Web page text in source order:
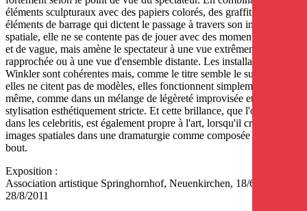
éléments sculpturaux avec des papiers colorés, des graffitis et des
éléments de barrage qui dictent le passage à travers son image
spatiale, elle ne se contente pas de jouer avec des moments de vide
et de vague, mais amène le spectateur à une vue extrêmement
rapprochée ou à une vue d'ensemble distante. Les installations de
Winkler sont cohérentes mais, comme le titre semble le suggérer,
elles ne citent pas de modèles, elles fonctionnent simplement, et sont
même, comme dans un mélange de légèreté improvisée et de
stylisation esthétiquement stricte. Et cette brillance, que l'on retrouve
dans les celebritis, est également propre à l'art, lorsqu'il crée des
images spatiales dans une dramaturgie comme composée de bout en
bout.
Exposition :
Association artistique Springhornhof, Neuenkirchen, 18/6 -
28/8/2011